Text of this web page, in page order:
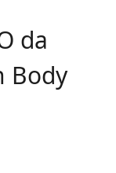
da
Body